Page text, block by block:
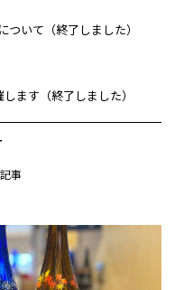
いて（終了しました）
ます（終了しました）
事